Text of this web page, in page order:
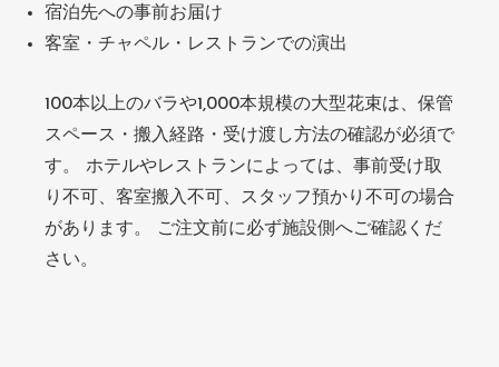
宿泊先への事前お届け
客室・チャペル・レストランでの演出
100本以上のバラや1,000本規模の大型花束は、保管
スペース・搬入経路・受け渡し方法の確認が必須で
す。 ホテルやレストランによっては、事前受け取
り不可、客室搬入不可、スタッフ預かり不可の場合
があります。 ご注文前に必ず施設側へご確認くだ
さい。